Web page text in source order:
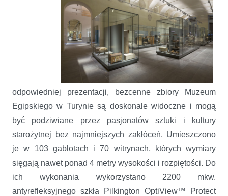
odpowiedniej prezentacji, bezcenne zbiory Muzeum
Egipskiego w Turynie są doskonale widoczne i mogą
być podziwiane przez pasjonatów sztuki i kultury
starożytnej bez najmniejszych zakłóceń. Umieszczono
je w 103 gablotach i 70 witrynach, których wymiary
sięgają nawet ponad 4 metry wysokości i rozpiętości. Do
ich wykonania wykorzystano 2200 mkw.
antyrefleksyjnego szkła Pilkington OptiView™ Protect